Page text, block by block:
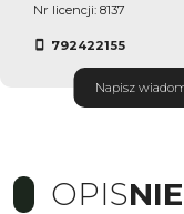
Nr licencji: 8137
792422155
Napisz
OPIS